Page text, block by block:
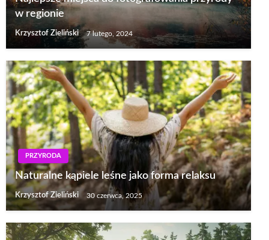
w regionie
Krzysztof Zieliński 7 lutego, 2024
PRZYRODA
Naturalne kąpiele leśne jako forma relaksu
Krzysztof Zieliński 30 czerwca, 2025